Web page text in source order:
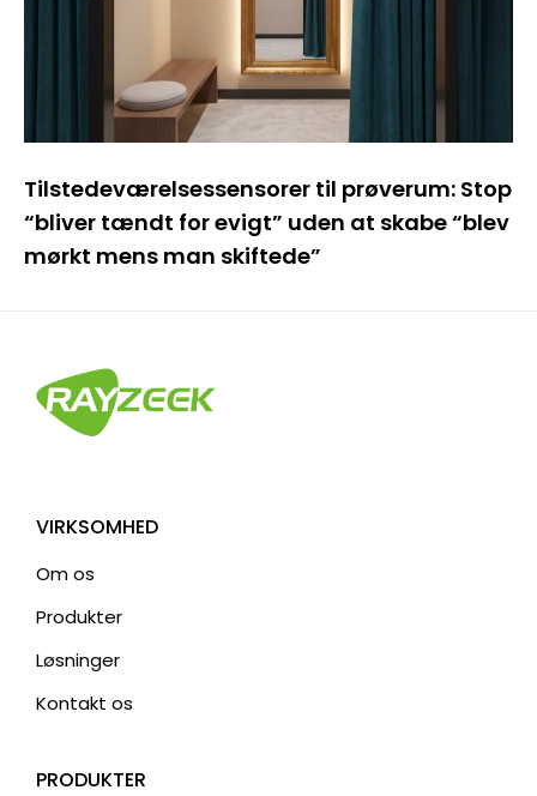
Tilstedeværelsessensorer til prøverum: Stop
“bliver tændt for evigt” uden at skabe “blev
mørkt mens man skiftede”
VIRKSOMHED
Om os
Produkter
Løsninger
Kontakt os
PRODUKTER